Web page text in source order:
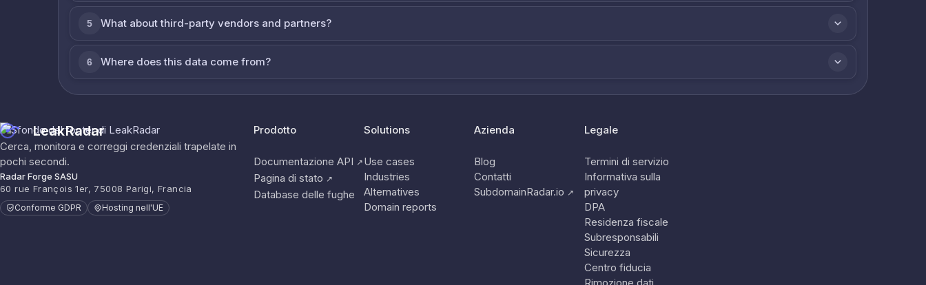
5 What about third-party vendors and partners?
6 Where does this data come from?
LeakRadar
Cerca, monitora e correggi credenziali trapelate in
pochi secondi.
Radar Forge SASU
60 rue François 1er, 75008 Parigi, Francia
Conforme GDPR Hosting nell'UE
Prodotto
Documentazione API ↗
Pagina di stato ↗
Database delle fughe
Solutions
Use cases
Industries
Alternatives
Domain reports
Azienda
Blog
Contatti
SubdomainRadar.io ↗
Legale
Termini di servizio
Informativa sulla
privacy
DPA
Residenza fiscale
Subresponsabili
Sicurezza
Centro fiducia
Rimozione dati